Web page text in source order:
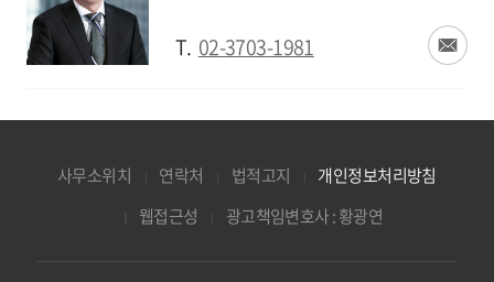
T. 02-3703-1981
사무소위치 연락처 법적고지
개인정보처리방침
웹접근성
광고책임변호사 : 황광연